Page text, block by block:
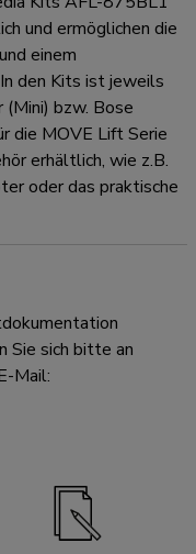
und ermöglichen die
einem
den Kits ist jeweils
bzw. Bose
die MOVE Lift Serie
erhältlich, wie z.B.
oder das praktische
Sie sich bitte an
Mail: